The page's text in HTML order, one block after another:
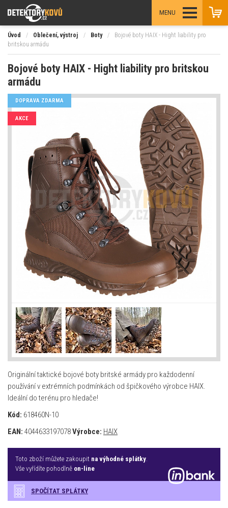
MENU
Úvod / Oblečení, výstroj / Boty /
Bojové boty HAIX - Hight liability pro
britskou armádu
Bojové boty HAIX - Hight liability pro britskou
armádu
DOPRAVA ZDARMA
AKCE
Originální taktické bojové boty britské armády pro každodenní
používání v extrémních podmínkách od špičkového výrobce HAIX.
Ideální do terénu pro hledače!
Kód: 618460N-10
EAN: 4044633197078Výrobce: HAIX
Toto zboží můžete zakoupit na výhodné splátky.
Vše vyřídíte pohodlně on-line
SPOČÍTAT SPLÁTKY